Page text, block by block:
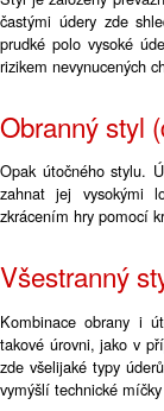
častými údery zde
prudké polo vysoké
rizikem nevynucených
Obranný styl
Opak útočného stylu.
zahnat jej vysokými
zkrácením hry pomocí
Všestranný
Kombinace obrany i
takové úrovni, jako v
zde všelijaké typy
vymýšlí technické